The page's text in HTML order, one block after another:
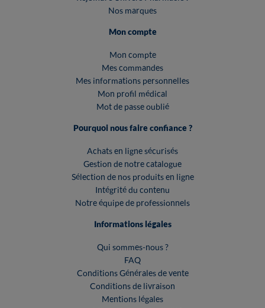
Nos marques
Mon compte
Mon compte
Mes commandes
Mes informations personnelles
Mon profil médical
Mot de passe oublié
Pourquoi nous faire confiance ?
Achats en ligne sécurisés
Gestion de notre catalogue
Sélection de nos produits en ligne
Intégrité du contenu
Notre équipe de professionnels
Informations légales
Qui sommes-nous ?
FAQ
Conditions Générales de vente
Conditions de livraison
Mentions légales